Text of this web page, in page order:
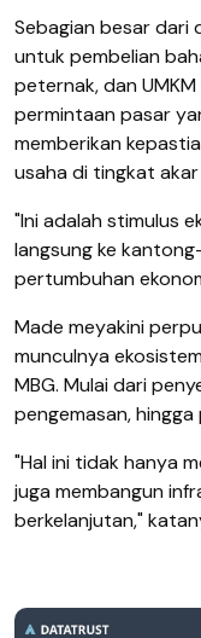
Sebagian besar dari
untuk pembelian
peternak, dan
permintaan pasar
memberikan
usaha di tingkat
"Ini adalah stimulus
langsung ke
pertumbuhan
Made meyakini
munculnya
MBG. Mulai dari
pengemasan,
"Hal ini tidak hanya
juga membangun
berkelanjutan,"